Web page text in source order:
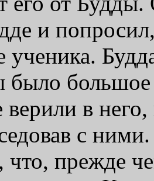
и
ученика.
было большое
верили в
с
что, прежде